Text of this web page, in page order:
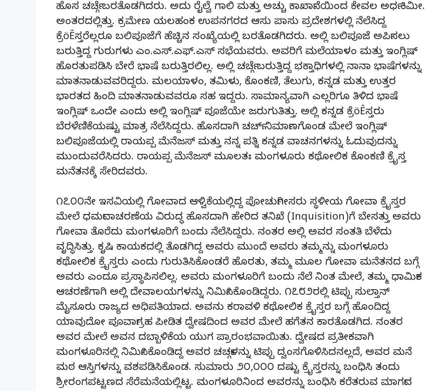
ಹೊಸ ಚರ್ಚ್ಗೆ ಬರತೊಡಗಿದರು. ಅದು ರೈಲ್ವೆ ಗಾಲಿ ಮತ್ತು ಅಚ್ಚು ಕಾರ್ಖಾನೆಯಿಂದ ಕೇವಲ ಅರ್ಧ ಕಿಮೀ.
ಅಂತರದಲ್ಲಿತ್ತು. ಕ್ರಮೇಣ ಯಲಹಂಕ ಉಪನಗರದ ಆಸು ಪಾಸು ಪ್ರದೇಶಗಳಲ್ಲಿ ನೆಲೆಸಿದ್ದ
ಕ್ರೆöÊಸ್ತರೆಲ್ಲರೂ ಬಲಿಪೂಜೆಗೆ ಹೆಚ್ಚಿನ ಸಂಖ್ಯೆಯಲ್ಲಿ ಬರತೊಡಗಿದರು. ಅಲ್ಲಿ ಬಲಿಪೂಜೆ ಅರ್ಪಿಸಲು
ಬರುತ್ತಿದ್ದ ಗುರುಗಳು ಎಂ.ಎಸ್.ಎಫ್.ಎಸ್ ಸಭೆಯವರು. ಅವರಿಗೆ ಮಲೆಯಾಳಂ ಮತ್ತು ಇಂಗ್ಲಿಷ್
ಹೊರತುಪಡಿಸಿ ಬೇರೆ ಭಾಷೆ ಬರುತ್ತಿರಲಿಲ್ಲ. ಅಲ್ಲಿ ಚರ್ಚ್ಗೆ ಬರುತ್ತಿದ್ದ ಭಕ್ತಾಧಿಗಳಲ್ಲಿ ನಾನಾ ಭಾಷೆಗಳನ್ನು
ಮಾತನಾಡುವವರಿದ್ದರು. ಮಲಯಾಳಂ, ತಮಿಳು, ಕೊಂಕಣಿ, ತೆಲುಗು, ಕನ್ನಡ ಮತ್ತು ಉತ್ತರ
ಭಾರತದ ಹಿಂದಿ ಮಾತನಾಡುವವರೂ ಸಹ ಇದ್ದರು. ಸಾಮಾನ್ಯವಾಗಿ ಎಲ್ಲರಿಗೂ ತಿಳಿದ ಭಾಷೆ
ಇಂಗ್ಲಿಷ್ ಒಂದೇ ಎಂದು ಅಲ್ಲಿ ಇಂಗ್ಲಿಷ್ ಪೂಜೆಯೇ ಜರುಗುತಿತ್ತು. ಅಲ್ಲಿ ಕನ್ನಡ ಕ್ರೆöÊಸ್ತರು
ಬೆರಳೆಣಿಕೆಯಷ್ಟು ಮಾತ್ರ ನೆಲೆಸಿದ್ದರು. ಹೊಸದಾಗಿ ಚರ್ಚ್ ನಿರ್ಮಾಣಗೊಂಡ ಮೇಲೆ ಇಂಗ್ಲಿಷ್
ಬಲಿಪೂಜೆಯಲ್ಲಿ ರಾಯಪ್ಪ ಮೆನೆಜಸ್ ಮತ್ತು ನನ್ನ ಪತ್ನಿ ಕನ್ನಡ ವಾಚನಗಳನ್ನು ಓದುವುದನ್ನು
ಮುಂದುವರೆಸಿದರು. ರಾಯಪ್ಪ ಮೆನೆಜಸ್ ಮೂಲತಃ ಮಂಗಳೂರು ಕಥೋಲಿಕ ಕೊಂಕಣಿ ಕ್ರೈಸ್ತ
ಮನೆತನಕ್ಕೆ ಸೇರಿದವರು.
೧೭೦೦ನೇ ಇಸವಿಯಲ್ಲಿ ಗೋವಾದ ಆಳ್ವಿಕೆಯಲ್ಲಿದ್ದ ಪೋರ್ಚುಗೀಸರು ಸ್ಥಳೀಯ ಗೋವಾ ಕ್ರೈಸ್ತರ
ಮೇಲೆ ಧರ್ಮದಾಚರಣೆಯ ವಿರುದ್ಧ ಹೊಸದಾಗಿ ಹೇರಿದ ತನಿಖೆ (Inquisition)ಗೆ ಬೇಸತ್ತು ಅವರು
ಗೋವಾ ತೊರೆದು ಮಂಗಳೂರಿಗೆ ಬಂದು ನೆಲೆಸಿದ್ದರು. ನಂತರ ಅಲ್ಲಿ ಅವರ ಸಂತತಿ ಬೆಳೆದು
ವೃದ್ಧಿಸಿತ್ತು. ಕೃಷಿ ಕಾಯಕದಲ್ಲಿ ತೊಡಗಿದ್ದ ಅವರು ಮುಂದೆ ಅವರು ತಮ್ಮನ್ನು ಮಂಗಳೂರು
ಕಥೋಲಿಕ ಕ್ರೈಸ್ತರು ಎಂದು ಗುರುತಿಸಿಕೊಂಡರೆ ಹೊರತು, ತಮ್ಮ ಮೂಲ ಗೋವಾ ಮನೆತನದ ಬಗ್ಗೆ
ಅವರು ಎಂದೂ ಪ್ರಸ್ಥಾಪಿಸಲಿಲ್ಲ. ಅವರು ಮಂಗಳೂರಿಗೆ ಬಂದು ನೆಲೆ ನಿಂತ ಮೇಲೆ, ತಮ್ಮ ಧಾರ್ಮಿಕ
ಆಚರಣೆಗಾಗಿ ಅಲ್ಲಿ ದೇವಾಲಯಗಳನ್ನು ನಿರ್ಮಿಸಿಕೊಂಡಿದ್ದರು. ೧೭೮೨ರಲ್ಲಿ ಟಿಪ್ಪು ಸುಲ್ತಾನ್
ಮೈಸೂರು ರಾಜ್ಯದ ಅಧಿಪತಿಯಾದ. ಅವನು ಕರಾವಳಿ ಕಥೋಲಿಕ ಕ್ರೈಸ್ತರ ಬಗ್ಗೆ ಹೊಂದಿದ್ದ
ಯಾವುದೋ ಪೂರ್ವಾಗ್ರಹ ಪೀಡಿತ ದ್ವೇಷದಿಂದ ಅವರ ಮೇಲೆ ಹಗೆತನ ಕಾರತೊಡಗಿದ. ನಂತರ
ಅವರ ಮೇಲೆ ಅವನ ದಬ್ಬಾಳಿಕೆಯ ಯುಗ ಪ್ರಾರಂಭವಾಯಿತು. ದ್ವೇಷದ ಪ್ರತೀಕವಾಗಿ
ಮಂಗಳೂರಿನಲ್ಲಿ ನಿರ್ಮಿಸಿಕೊಂಡಿದ್ದ ಅವರ ಚರ್ಚ್ಗಳನ್ನು ಟಿಪ್ಪು ದ್ವಂಸಗೊಳಿಸಿದನಲ್ಲದೆ, ಅವರ ಮನೆ
ಮಠ ಆಸ್ತಿಗಳನ್ನು ವಶಪಡಿಸಿಕೊಂಡ. ಸುಮಾರು ೨೦,೦೦೦ ದಷ್ಟು ಕ್ರೈಸ್ತರನ್ನು ಬಂಧಿಸಿ ತಂದು
ಶ್ರೀರಂಗಪಟ್ಟಣದ ಸೆರೆಮನೆಯಲ್ಲಿಟ್ಟ. ಮಂಗಳೂರಿನಿಂದ ಅವರನ್ನು ಬಂಧಿಸಿ ಕರೆತರುವ ಮಾರ್ಗದ